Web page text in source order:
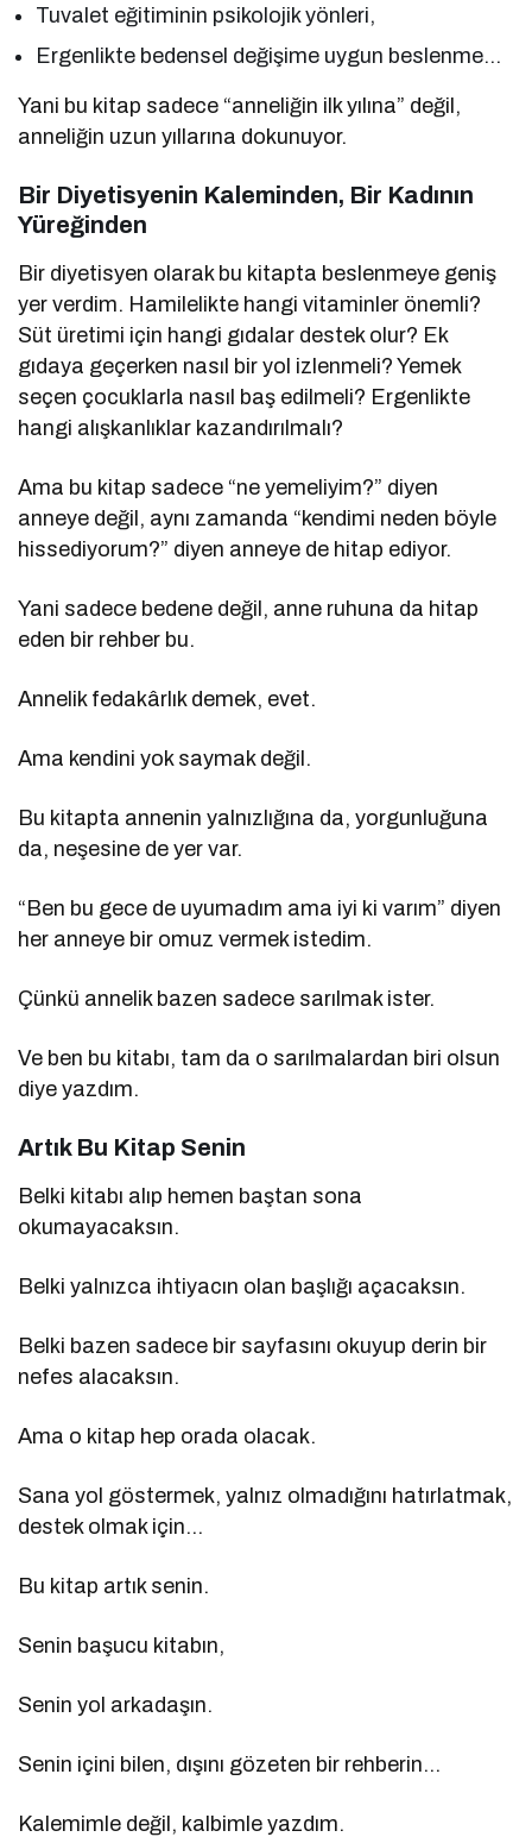
Tuvalet eğitiminin psikolojik yönleri,
Ergenlikte bedensel değişime uygun beslenme…
Yani bu kitap sadece “anneliğin ilk yılına” değil,
anneliğin uzun yıllarına dokunuyor.
Bir Diyetisyenin Kaleminden, Bir Kadının
Yüreğinden
Bir diyetisyen olarak bu kitapta beslenmeye geniş
yer verdim. Hamilelikte hangi vitaminler önemli?
Süt üretimi için hangi gıdalar destek olur? Ek
gıdaya geçerken nasıl bir yol izlenmeli? Yemek
seçen çocuklarla nasıl baş edilmeli? Ergenlikte
hangi alışkanlıklar kazandırılmalı?
Ama bu kitap sadece “ne yemeliyim?” diyen
anneye değil, aynı zamanda “kendimi neden böyle
hissediyorum?” diyen anneye de hitap ediyor.
Yani sadece bedene değil, anne ruhuna da hitap
eden bir rehber bu.
Annelik fedakârlık demek, evet.
Ama kendini yok saymak değil.
Bu kitapta annenin yalnızlığına da, yorgunluğuna
da, neşesine de yer var.
“Ben bu gece de uyumadım ama iyi ki varım” diyen
her anneye bir omuz vermek istedim.
Çünkü annelik bazen sadece sarılmak ister.
Ve ben bu kitabı, tam da o sarılmalardan biri olsun
diye yazdım.
Artık Bu Kitap Senin
Belki kitabı alıp hemen baştan sona
okumayacaksın.
Belki yalnızca ihtiyacın olan başlığı açacaksın.
Belki bazen sadece bir sayfasını okuyup derin bir
nefes alacaksın.
Ama o kitap hep orada olacak.
Sana yol göstermek, yalnız olmadığını hatırlatmak,
destek olmak için…
Bu kitap artık senin.
Senin başucu kitabın,
Senin yol arkadaşın.
Senin içini bilen, dışını gözeten bir rehberin…
Kalemimle değil, kalbimle yazdım.